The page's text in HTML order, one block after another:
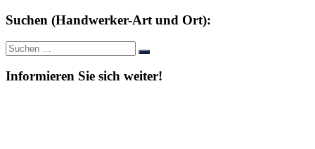
Suchen (Handwerker-Art und Ort):
Suche
nach:
Suchen
Informieren Sie sich weiter!